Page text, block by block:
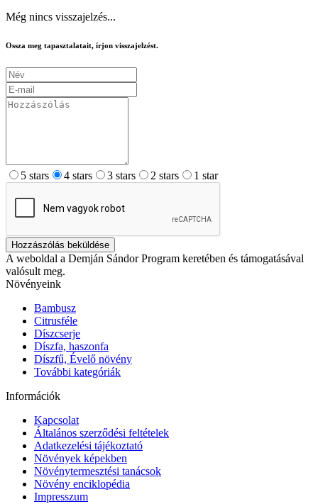
Még nincs visszajelzés...
Ossza meg tapasztalatait, írjon visszajelzést.
5 stars 4 stars 3 stars 2 stars 1 star
Hozzászólás beküldése
A weboldal a Demján Sándor Program keretében és támogatásával
valósult meg.
Növényeink
Bambusz
Citrusféle
Díszcserje
Díszfa, haszonfa
Díszfű, Évelő növény
További kategóriák
Információk
Kapcsolat
Általános szerződési feltételek
Adatkezelési tájékoztató
Növények képekben
Növénytermesztési tanácsok
Növény enciklopédia
Impresszum